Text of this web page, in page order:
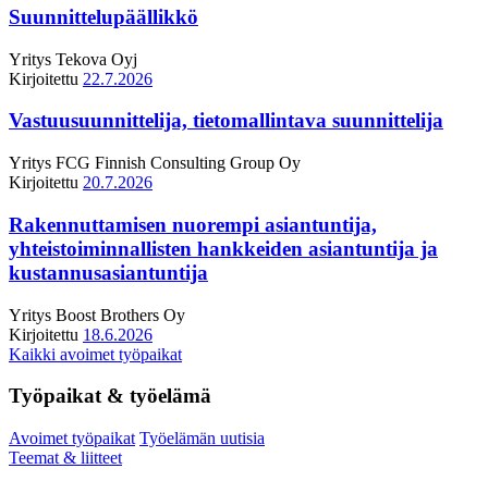
Suunnittelupäällikkö
Yritys Tekova Oyj
Kirjoitettu 22.7.2026
Vastuusuunnittelija, tietomallintava suunnittelija
Yritys FCG Finnish Consulting Group Oy
Kirjoitettu 20.7.2026
Rakennuttamisen nuorempi asiantuntija,
yhteistoiminnallisten hankkeiden asiantuntija ja
kustannusasiantuntija
Yritys Boost Brothers Oy
Kirjoitettu 18.6.2026
Kaikki avoimet työpaikat
Työpaikat & työelämä
Avoimet työpaikat Työelämän uutisia
Teemat & liitteet